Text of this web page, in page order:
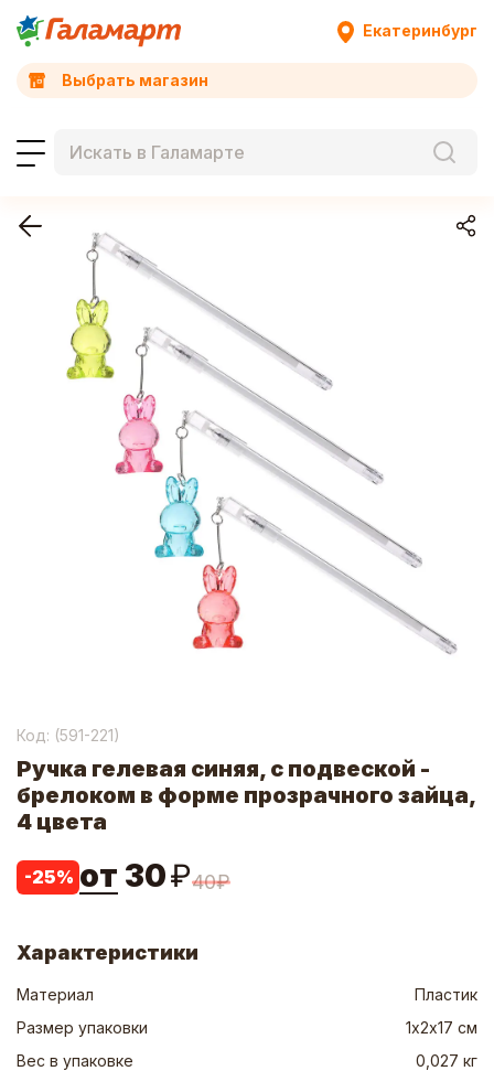
Екатеринбург
Выбрать магазин
Код: (591-221)
Ручка гелевая синяя, с подвеской -
брелоком в форме прозрачного зайца,
4 цвета
-25% от 30₽40₽
Характеристики
Материал
Пластик
Размер упаковки
1х2х17 см
Вес в упаковке
0,027 кг